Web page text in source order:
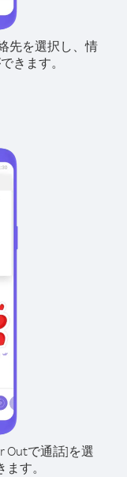
先を選択し、情
きます。
Outで通話]を選
す。